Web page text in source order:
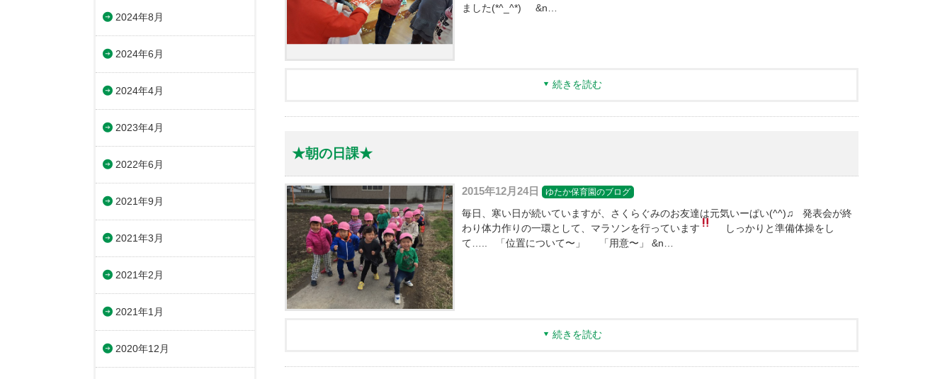
ました(*^_^*) &n…
続きを読む
★朝の日課★
2015年12月24日 ゆたか保育園のブログ
毎日、寒い日が続いていますが、さくらぐみのお友達は元気いーぱい(^^)♫ 発表会が終
わり体力作りの一環として、マラソンを行っています
しっかりと準備体操をし
て….. 「位置について〜」 「用意〜」 &n…
続きを読む
2024年8月
2024年6月
2024年4月
2023年4月
2022年6月
2021年9月
2021年3月
2021年2月
2021年1月
2020年12月